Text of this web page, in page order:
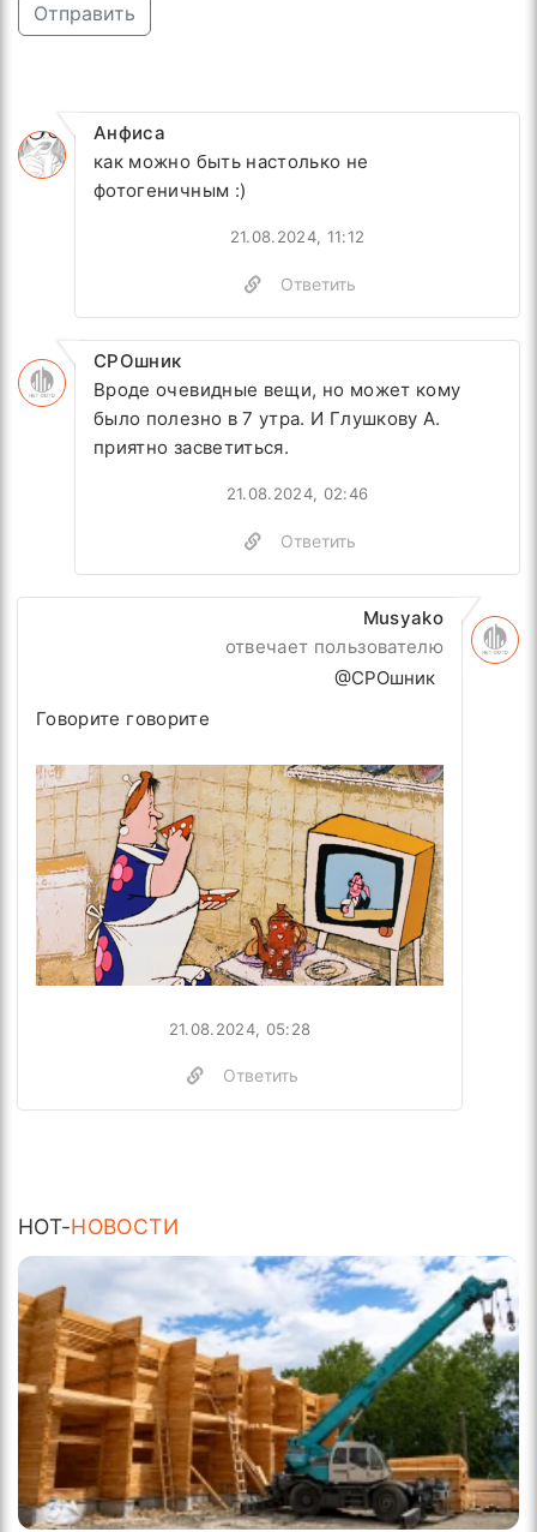
Отправить
Анфиса
как можно быть настолько не
фотогеничным :)
21.08.2024, 11:12
Ответить
СРОшник
Вроде очевидные вещи, но может кому
было полезно в 7 утра. И Глушкову А.
приятно засветиться.
21.08.2024, 02:46
Ответить
Musyako
отвечает пользователю
@СРОшник
Говорите говорите
Ответить
21.08.2024, 05:28
HOT-НОВОСТИ